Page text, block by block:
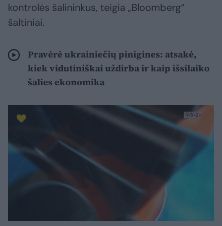
kontrolės šalininkus, teigia „Bloomberg“
šaltiniai.
Pravėrė ukrainiečių pinigines: atsakė,
kiek vidutiniškai uždirba ir kaip išsilaiko
šalies ekonomika